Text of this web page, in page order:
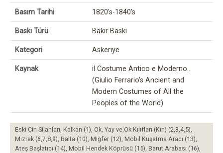
Basım Tarihi 1820's-1840's
Baskı Türü Bakır Baskı
Kategori Askeriye
Kaynak
il Costume Antico e Moderno..
(Giulio Ferrario's Ancient and
Modern Costumes of All the
Peoples of the World)
Eski Çin Silahları, Kalkan (1), Ok, Yay ve Ok Kılıfları (Kın) (2,3,4,5),
Mızrak (6,7,8,9), Balta (10), Miğfer (12), Mobil Kuşatma Aracı (13),
Ateş Başlatıcı (14), Mobil Hendek Köprüsü (15), Barut Arabası (16),